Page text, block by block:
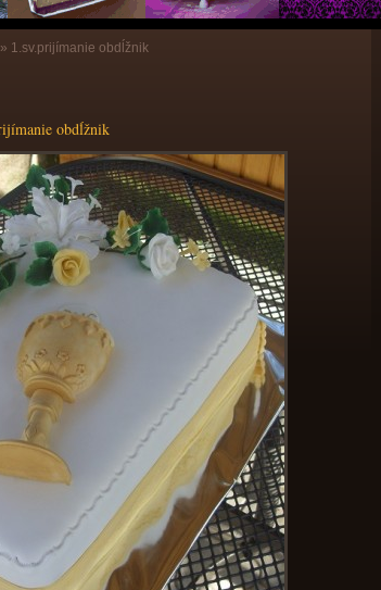
» 1.sv.prijímanie obdĺžnik
obdĺžnik